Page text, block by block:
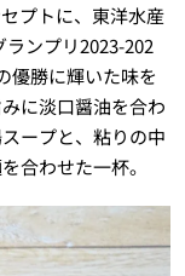
プトに、東洋水産
ンプリ2023-202
優勝に輝いた味を
に淡口醤油を合わ
ープと、粘りの中
合わせた一杯。